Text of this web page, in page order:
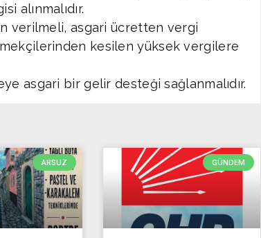
alınmalıdır.
verilmeli, asgari ücretten vergi
kesilen yüksek vergilere
asgari bir gelir desteği sağlanmalıdır.
ARSUZ GÜNDEM